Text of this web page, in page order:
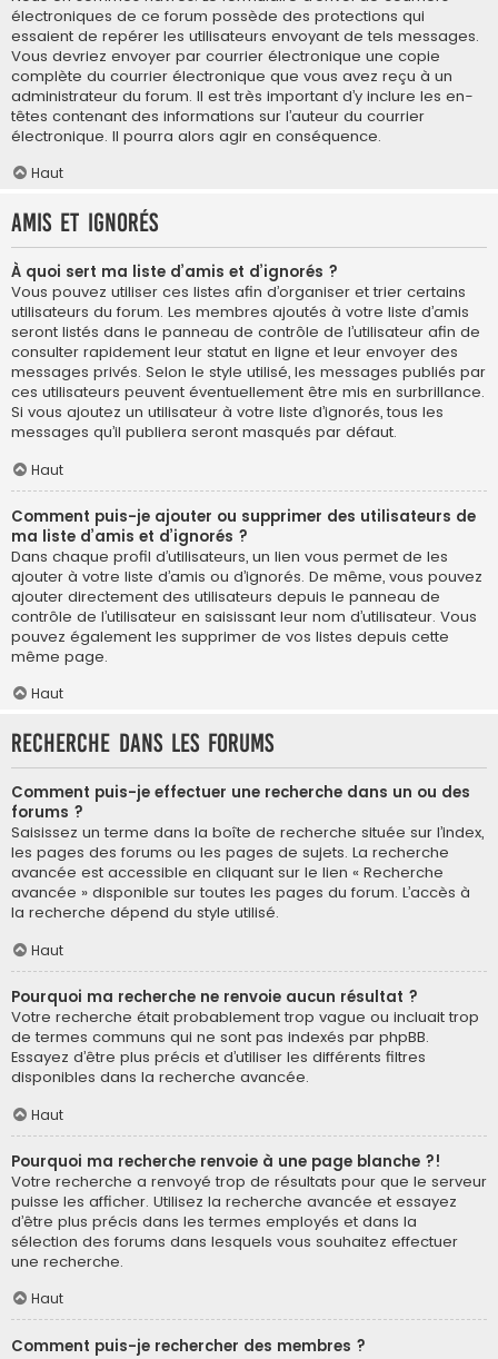
électroniques de ce forum possède des protections qui
essaient de repérer les utilisateurs envoyant de tels messages.
Vous devriez envoyer par courrier électronique une copie
complète du courrier électronique que vous avez reçu à un
administrateur du forum. Il est très important d’y inclure les en-
têtes contenant des informations sur l’auteur du courrier
électronique. Il pourra alors agir en conséquence.
Haut
Amis et ignorés
À quoi sert ma liste d’amis et d’ignorés ?
Vous pouvez utiliser ces listes afin d’organiser et trier certains
utilisateurs du forum. Les membres ajoutés à votre liste d’amis
seront listés dans le panneau de contrôle de l’utilisateur afin de
consulter rapidement leur statut en ligne et leur envoyer des
messages privés. Selon le style utilisé, les messages publiés par
ces utilisateurs peuvent éventuellement être mis en surbrillance.
Si vous ajoutez un utilisateur à votre liste d’ignorés, tous les
messages qu’il publiera seront masqués par défaut.
Haut
Comment puis-je ajouter ou supprimer des utilisateurs de
ma liste d’amis et d’ignorés ?
Dans chaque profil d’utilisateurs, un lien vous permet de les
ajouter à votre liste d’amis ou d’ignorés. De même, vous pouvez
ajouter directement des utilisateurs depuis le panneau de
contrôle de l’utilisateur en saisissant leur nom d’utilisateur. Vous
pouvez également les supprimer de vos listes depuis cette
même page.
Haut
Recherche dans les forums
Comment puis-je effectuer une recherche dans un ou des
forums ?
Saisissez un terme dans la boîte de recherche située sur l’index,
les pages des forums ou les pages de sujets. La recherche
avancée est accessible en cliquant sur le lien « Recherche
avancée » disponible sur toutes les pages du forum. L’accès à
la recherche dépend du style utilisé.
Haut
Pourquoi ma recherche ne renvoie aucun résultat ?
Votre recherche était probablement trop vague ou incluait trop
de termes communs qui ne sont pas indexés par phpBB.
Essayez d’être plus précis et d’utiliser les différents filtres
disponibles dans la recherche avancée.
Haut
Pourquoi ma recherche renvoie à une page blanche ?!
Votre recherche a renvoyé trop de résultats pour que le serveur
puisse les afficher. Utilisez la recherche avancée et essayez
d’être plus précis dans les termes employés et dans la
sélection des forums dans lesquels vous souhaitez effectuer
une recherche.
Haut
Comment puis-je rechercher des membres ?